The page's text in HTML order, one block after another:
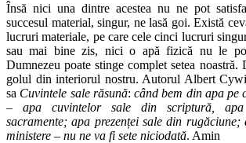
Însă nici una dintre acestea nu ne pot
succesul material, singur, ne lasă goi. Există
lucruri materiale, pe care cele cinci lucruri
sau mai bine zis, nici o apă fizică nu le
Dumnezeu poate stinge complet setea noastră.
golul din interiorul nostru. Autorul Albert
sa Cuvintele sale răsună: când bem din apa pe
– apa cuvintelor sale din scriptură,
sacramente; apa prezenței sale din
ministere – nu ne va fi sete niciodată. Amin